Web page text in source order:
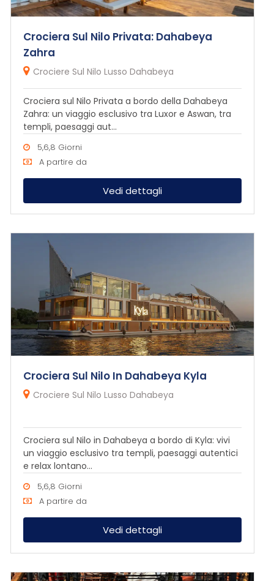
Crociera Sul Nilo Privata: Dahabeya
Zahra
Crociere Sul Nilo Lusso Dahabeya
Crociera sul Nilo Privata a bordo della Dahabeya
Zahra: un viaggio esclusivo tra Luxor e Aswan, tra
templi, paesaggi aut...
5,6,8 Giorni
A partire da
Vedi dettagli
Crociera Sul Nilo In Dahabeya Kyla
Crociere Sul Nilo Lusso Dahabeya
Crociera sul Nilo in Dahabeya a bordo di Kyla: vivi
un viaggio esclusivo tra templi, paesaggi autentici
e relax lontano...
5,6,8 Giorni
A partire da
Vedi dettagli